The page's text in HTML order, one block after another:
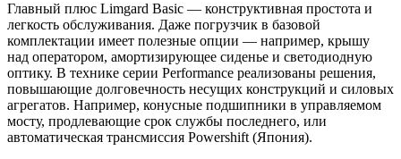
Главный плюс Limgard Basic — конструктивная простота и
легкость обслуживания. Даже погрузчик в базовой
комплектации имеет полезные опции — например, крышу
над оператором, амортизирующее сиденье и светодиодную
оптику. В технике серии Performance реализованы решения,
повышающие долговечность несущих конструкций и силовых
агрегатов. Например, конусные подшипники в управляемом
мосту, продлевающие срок службы последнего, или
автоматическая трансмиссия Powershift (Япония).